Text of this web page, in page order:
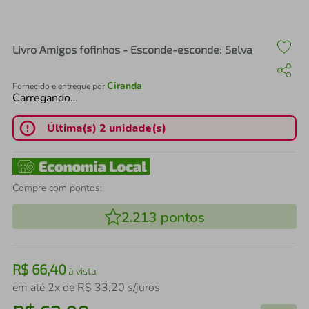
Livro Amigos fofinhos - Esconde-esconde: Selva
Fornecido e entregue porCiranda
Carregando…
Última(s) 2 unidade(s)
Compre com pontos:
2.213 pontos
R$ 66,40à vista
em até 2x de R$ 33,20 s/juros